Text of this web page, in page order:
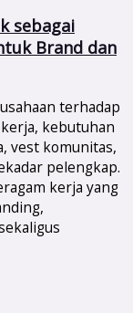
sebagai
Brand dan
terhadap
kebutuhan
vest komunitas,
pelengkap.
kerja yang